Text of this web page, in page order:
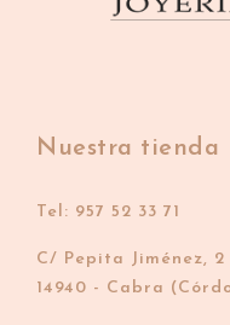
Nuestra tienda
Tel: 957 52 33 71
C/ Pepita Jiménez, 2
14940 - Cabra